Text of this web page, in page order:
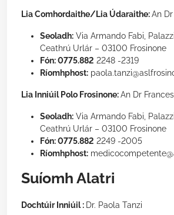
Lia Comhordaithe/Lia Údaraithe:An
Seoladh: Via Armando Fabi,
Ceathrú Urlár – 03100 Frosinone
Fón: 0775.882 2248 -2319
Ríomhphost:
Lia Inniúil Polo Frosinone:An Dr
Seoladh: Via Armando Fabi,
Ceathrú Urlár – 03100 Frosinone
Fón: 0775.882 2249 -2005
Ríomhphost:
Suíomh Alatri
Dochtúir Inniúil : Dr. Paola Tanzi